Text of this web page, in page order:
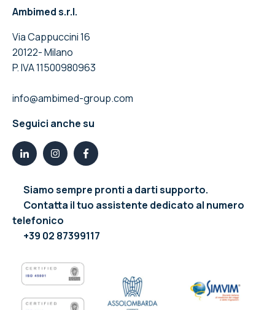
Ambimed s.r.l.
Via Cappuccini 16
20122- Milano
P. IVA 11500980963
info@ambimed-group.com
Seguici anche su
Siamo sempre pronti a darti supporto.
Contatta il tuo assistente dedicato al numero
telefonico
+39 02 87399117